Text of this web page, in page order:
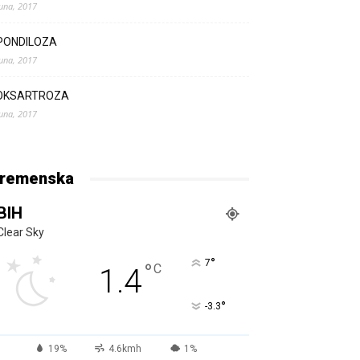
2017
2017
2017
Sky
1.4°C 7°
-3.3°
19% 4.6kmh 1%